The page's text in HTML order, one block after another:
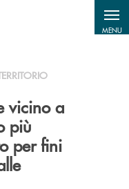
MENU
vicino a
più
per fini